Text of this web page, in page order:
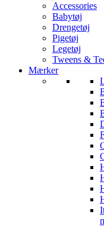
Accessories
Babytøj
Drengetøj
Pigetøj
Legetøj
Tweens &
Mærker